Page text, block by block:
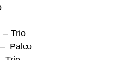
– Trio
Palco